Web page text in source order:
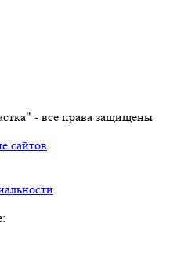
- все права защищены